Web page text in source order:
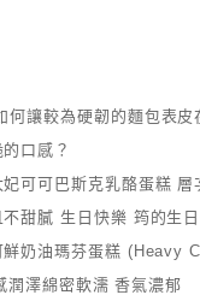
何讓較為硬韌的麵包表皮
口感？
可可巴斯克乳酪蛋糕 層
不甜膩 生日快樂 筠的生
鮮奶油瑪芬蛋糕 (Heavy
潤澤綿密軟濡 香氣濃郁